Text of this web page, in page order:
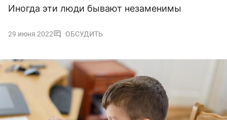
Иногда эти люди бывают незаменимы
29 июня 2022 ОБСУДИТЬ